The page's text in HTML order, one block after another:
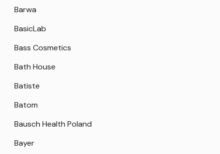
Barwa
BasicLab
Bass Cosmetics
Bath House
Batiste
Batom
Bausch Health Poland
Bayer